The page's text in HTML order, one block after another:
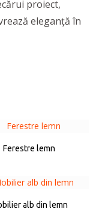
proiect,
eleganţă în
Ferestre lemn
alb din lemn